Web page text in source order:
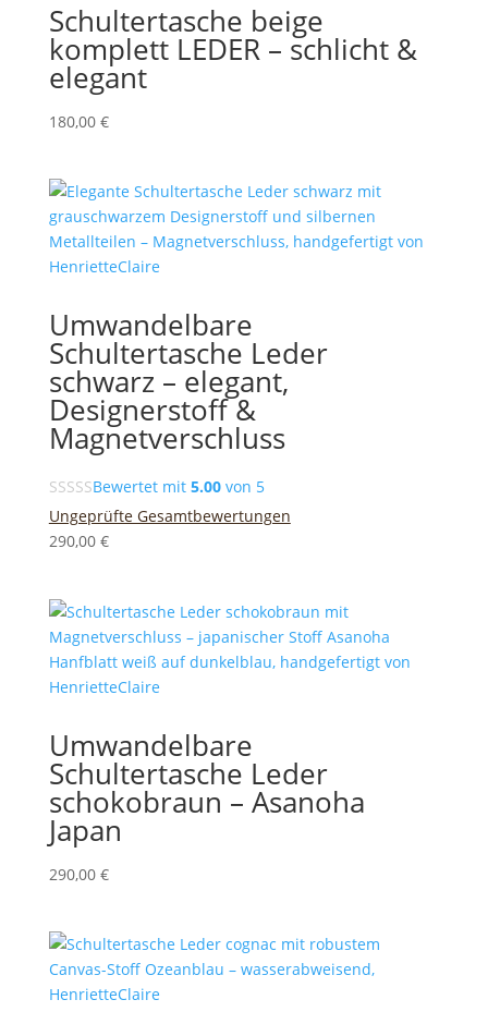
Schultertasche beige
komplett LEDER – schlicht &
elegant
180,00 €
Umwandelbare
Schultertasche Leder
schwarz – elegant,
Designerstoff &
Magnetverschluss
Bewertet mit 5.00von 5
Ungeprüfte Gesamtbewertungen
290,00 €
Umwandelbare
Schultertasche Leder
schokobraun – Asanoha
Japan
290,00 €